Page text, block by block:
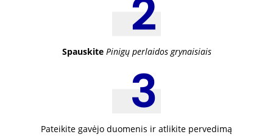
Spauskite Pinigų perlaidos grynaisiais
Pateikite gavėjo duomenis ir atlikite pervedimą